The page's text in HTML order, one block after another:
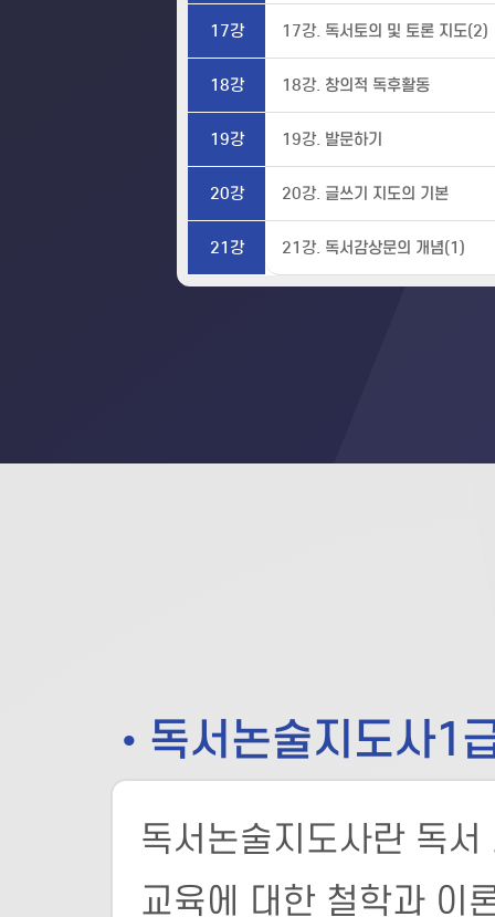
17강 17강. 독서토의 및 토론 지도(2)
18강 18강. 창의적 독후활동
19강 19강. 발문하기
20강 20강. 글쓰기 지도의 기본
21강 21강. 독서감상문의 개념(1)
• 독서논술지도사1
독서논술지도사란 독
교육에 대한 철학과 이